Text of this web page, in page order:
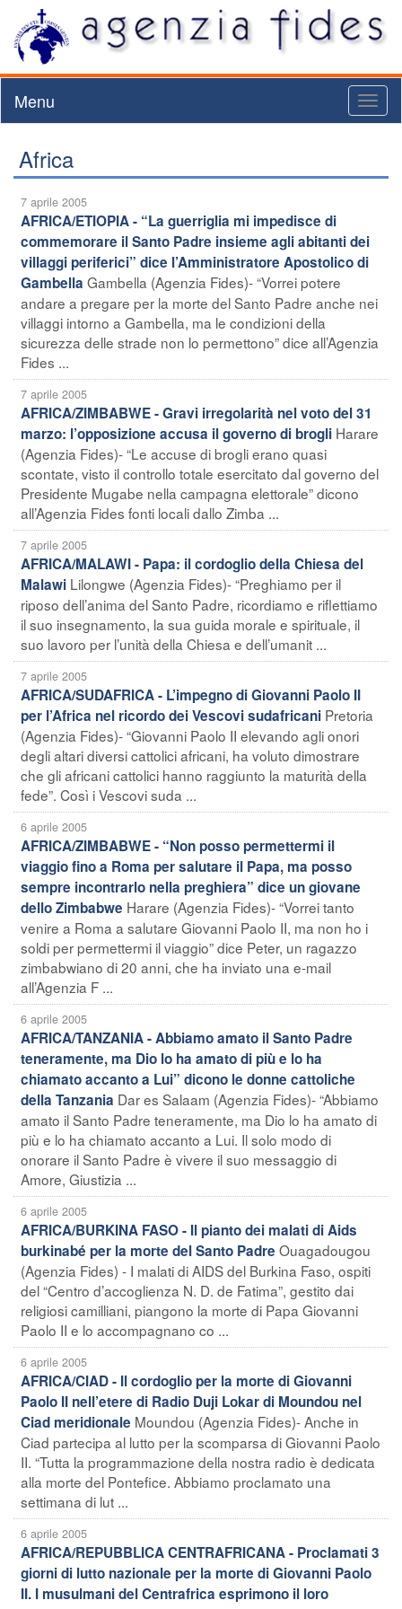
Menu
Africa
7 aprile 2005
AFRICA/ETIOPIA - “La guerriglia mi impedisce di
commemorare il Santo Padre insieme agli abitanti dei
villaggi periferici” dice l’Amministratore Apostolico di
Gambella Gambella (Agenzia Fides)- “Vorrei potere
andare a pregare per la morte del Santo Padre anche nei
villaggi intorno a Gambella, ma le condizioni della
sicurezza delle strade non lo permettono” dice all’Agenzia
Fides ...
7 aprile 2005
AFRICA/ZIMBABWE - Gravi irregolarità nel voto del 31
marzo: l’opposizione accusa il governo di brogli Harare
(Agenzia Fides)- “Le accuse di brogli erano quasi
scontate, visto il controllo totale esercitato dal governo del
Presidente Mugabe nella campagna elettorale” dicono
all’Agenzia Fides fonti locali dallo Zimba ...
7 aprile 2005
AFRICA/MALAWI - Papa: il cordoglio della Chiesa del
Malawi Lilongwe (Agenzia Fides)- “Preghiamo per il
riposo dell’anima del Santo Padre, ricordiamo e riflettiamo
il suo insegnamento, la sua guida morale e spirituale, il
suo lavoro per l’unità della Chiesa e dell’umanit ...
7 aprile 2005
AFRICA/SUDAFRICA - L’impegno di Giovanni Paolo II
per l’Africa nel ricordo dei Vescovi sudafricani Pretoria
(Agenzia Fides)- “Giovanni Paolo II elevando agli onori
degli altari diversi cattolici africani, ha voluto dimostrare
che gli africani cattolici hanno raggiunto la maturità della
fede”. Così i Vescovi suda ...
6 aprile 2005
AFRICA/ZIMBABWE - “Non posso permettermi il
viaggio fino a Roma per salutare il Papa, ma posso
sempre incontrarlo nella preghiera” dice un giovane
dello Zimbabwe Harare (Agenzia Fides)- “Vorrei tanto
venire a Roma a salutare Giovanni Paolo II, ma non ho i
soldi per permettermi il viaggio” dice Peter, un ragazzo
zimbabwiano di 20 anni, che ha inviato una e-mail
all’Agenzia F ...
6 aprile 2005
AFRICA/TANZANIA - Abbiamo amato il Santo Padre
teneramente, ma Dio lo ha amato di più e lo ha
chiamato accanto a Lui” dicono le donne cattoliche
della Tanzania Dar es Salaam (Agenzia Fides)- “Abbiamo
amato il Santo Padre teneramente, ma Dio lo ha amato di
più e lo ha chiamato accanto a Lui. Il solo modo di
onorare il Santo Padre è vivere il suo messaggio di
Amore, Giustizia ...
6 aprile 2005
AFRICA/BURKINA FASO - Il pianto dei malati di Aids
burkinabé per la morte del Santo Padre Ouagadougou
(Agenzia Fides) - I malati di AIDS del Burkina Faso, ospiti
del “Centro d’accoglienza N. D. de Fatima”, gestito dai
religiosi camilliani, piangono la morte di Papa Giovanni
Paolo II e lo accompagnano co ...
6 aprile 2005
AFRICA/CIAD - Il cordoglio per la morte di Giovanni
Paolo II nell’etere di Radio Duji Lokar di Moundou nel
Ciad meridionale Moundou (Agenzia Fides)- Anche in
Ciad partecipa al lutto per la scomparsa di Giovanni Paolo
II. “Tutta la programmazione della nostra radio è dedicata
alla morte del Pontefice. Abbiamo proclamato una
settimana di lut ...
6 aprile 2005
AFRICA/REPUBBLICA CENTRAFRICANA - Proclamati 3
giorni di lutto nazionale per la morte di Giovanni Paolo
II. I musulmani del Centrafrica esprimono il loro